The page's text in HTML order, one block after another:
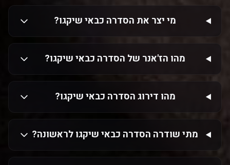
מי יצר את הסדרה כבאי שיקגו?
מהו הז'אנר של הסדרה כבאי שיקגו?
מהו דירוג הסדרה כבאי שיקגו?
מתי שודרה הסדרה כבאי שיקגו לראשונה?